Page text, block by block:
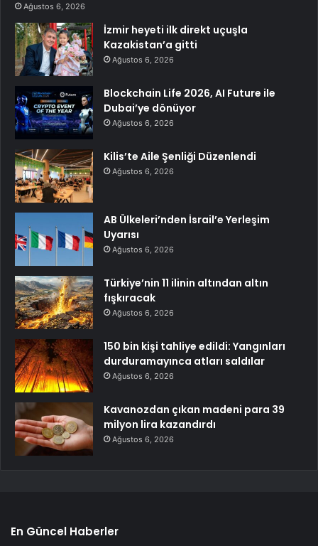
Ağustos 6, 2026
İzmir heyeti ilk direkt uçuşla
Kazakistan’a gitti
Ağustos 6, 2026
Blockchain Life 2026, AI Future ile
Dubai’ye dönüyor
Ağustos 6, 2026
Kilis’te Aile Şenliği Düzenlendi
Ağustos 6, 2026
AB Ülkeleri’nden İsrail’e Yerleşim
Uyarısı
Ağustos 6, 2026
Türkiye’nin 11 ilinin altından altın
fışkıracak
Ağustos 6, 2026
150 bin kişi tahliye edildi: Yangınları
durduramayınca atları saldılar
Ağustos 6, 2026
Kavanozdan çıkan madeni para 39
milyon lira kazandırdı
Ağustos 6, 2026
En Güncel Haberler